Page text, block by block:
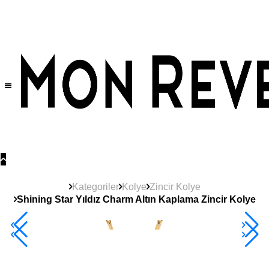
Kategoriler Kolye Zincir Kolye
Shining Star Yıldız Charm Altın Kaplama Zincir Kolye
2+ Ürüne +%10